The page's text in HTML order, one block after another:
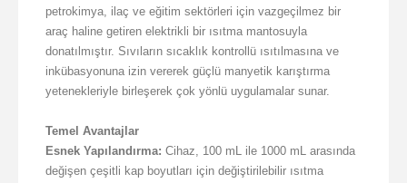
petrokimya, ilaç ve eğitim sektörleri için vazgeçilmez bir
araç haline getiren elektrikli bir ısıtma mantosuyla
donatılmıştır. Sıvıların sıcaklık kontrollü ısıtılmasına ve
inkübasyonuna izin vererek güçlü manyetik karıştırma
yetenekleriyle birleşerek çok yönlü uygulamalar sunar.
Temel Avantajlar
Esnek Yapılandırma: Cihaz, 100 mL ile 1000 mL arasında
değişen çeşitli kap boyutları için değiştirilebilir ısıtma